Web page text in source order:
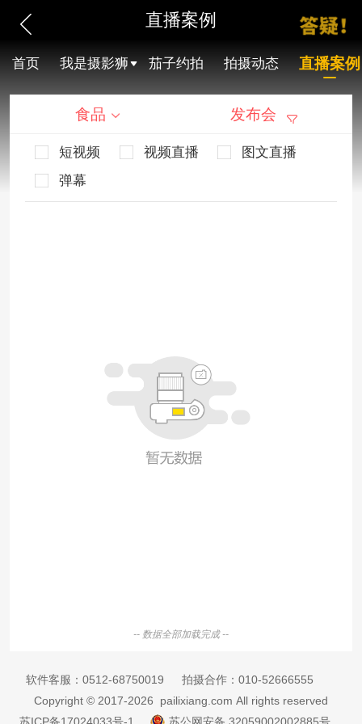
直播案例
首页 我是摄影狮 茄子约拍 拍摄动态 直播案例
食品 发布会
短视频 视频直播
图文直播
弹幕
-- 数据全部加载完成 --
软件客服： 0512-68750019 拍摄合作： 010-52666555
Copyright © 2017-2026 pailixiang.com All rights reserved
苏ICP备17024033号-1
苏公网安备 32059002002885号